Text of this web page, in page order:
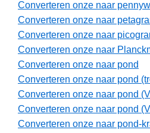
Converteren onze naar
Converteren onze naar
Converteren onze naar
Converteren onze naar
Converteren onze naar pond
Converteren onze naar pond
Converteren onze naar pond
Converteren onze naar pond
Converteren onze naar pond-